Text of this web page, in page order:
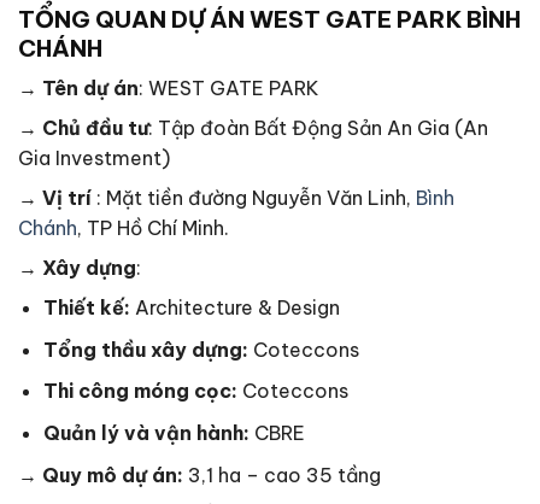
TỔNG QUAN DỰ ÁN WEST GATE PARK BÌNH
CHÁNH
→ Tên dự án: WEST GATE PARK
→ Chủ đầu tư: Tập đoàn Bất Động Sản An Gia (An
Gia Investment)
→ Vị trí : Mặt tiền đường Nguyễn Văn Linh, Bình
Chánh, TP Hồ Chí Minh.
→ Xây dựng:
Thiết kế: Architecture & Design
Tổng thầu xây dựng: Coteccons
Thi công móng cọc: Coteccons
Quản lý và vận hành: CBRE
→ Quy mô dự án: 3,1 ha – cao 35 tầng